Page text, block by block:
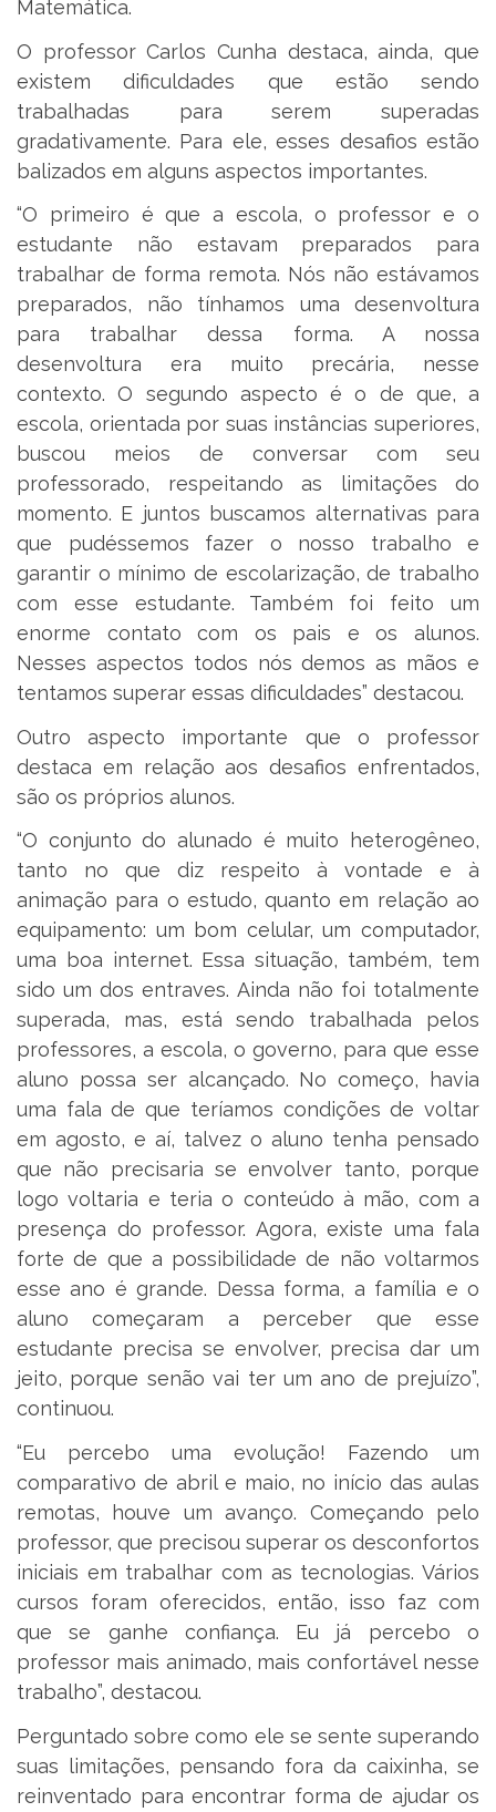
Matemática.
O professor Carlos Cunha destaca, ainda, que
existem dificuldades que estão sendo
trabalhadas para serem superadas
gradativamente. Para ele, esses desafios estão
balizados em alguns aspectos importantes.
“O primeiro é que a escola, o professor e o
estudante não estavam preparados para
trabalhar de forma remota. Nós não estávamos
preparados, não tínhamos uma desenvoltura
para trabalhar dessa forma. A nossa
desenvoltura era muito precária, nesse
contexto. O segundo aspecto é o de que, a
escola, orientada por suas instâncias superiores,
buscou meios de conversar com seu
professorado, respeitando as limitações do
momento. E juntos buscamos alternativas para
que pudéssemos fazer o nosso trabalho e
garantir o mínimo de escolarização, de trabalho
com esse estudante. Também foi feito um
enorme contato com os pais e os alunos.
Nesses aspectos todos nós demos as mãos e
tentamos superar essas dificuldades” destacou.
Outro aspecto importante que o professor
destaca em relação aos desafios enfrentados,
são os próprios alunos.
“O conjunto do alunado é muito heterogêneo,
tanto no que diz respeito à vontade e à
animação para o estudo, quanto em relação ao
equipamento: um bom celular, um computador,
uma boa internet. Essa situação, também, tem
sido um dos entraves. Ainda não foi totalmente
superada, mas, está sendo trabalhada pelos
professores, a escola, o governo, para que esse
aluno possa ser alcançado. No começo, havia
uma fala de que teríamos condições de voltar
em agosto, e aí, talvez o aluno tenha pensado
que não precisaria se envolver tanto, porque
logo voltaria e teria o conteúdo à mão, com a
presença do professor. Agora, existe uma fala
forte de que a possibilidade de não voltarmos
esse ano é grande. Dessa forma, a família e o
aluno começaram a perceber que esse
estudante precisa se envolver, precisa dar um
jeito, porque senão vai ter um ano de prejuízo”,
continuou.
“Eu percebo uma evolução! Fazendo um
comparativo de abril e maio, no início das aulas
remotas, houve um avanço. Começando pelo
professor, que precisou superar os desconfortos
iniciais em trabalhar com as tecnologias. Vários
cursos foram oferecidos, então, isso faz com
que se ganhe confiança. Eu já percebo o
professor mais animado, mais confortável nesse
trabalho”, destacou.
Perguntado sobre como ele se sente superando
suas limitações, pensando fora da caixinha, se
reinventado para encontrar forma de ajudar os